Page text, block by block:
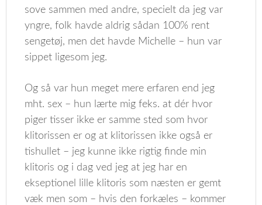
sove sammen med andre, specielt da jeg var
yngre, folk havde aldrig sådan 100% rent
sengetøj, men det havde Michelle – hun var
sippet ligesom jeg.
Og så var hun meget mere erfaren end jeg
mht. sex – hun lærte mig feks. at dér hvor
piger tisser ikke er samme sted som hvor
klitorissen er og at klitorissen ikke også er
tishullet – jeg kunne ikke rigtig finde min
klitoris og i dag ved jeg at jeg har en
ekseptionel lille klitoris som næsten er gemt
væk men som – hvis den forkæles – kommer